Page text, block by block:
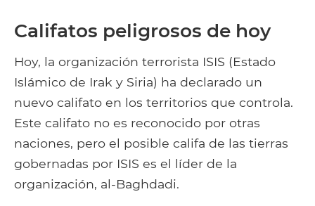
Califatos peligrosos de hoy
Hoy, la organización terrorista ISIS (Estado
Islámico de Irak y Siria) ha declarado un
nuevo califato en los territorios que controla.
Este califato no es reconocido por otras
naciones, pero el posible califa de las tierras
gobernadas por ISIS es el líder de la
organización, al-Baghdadi.